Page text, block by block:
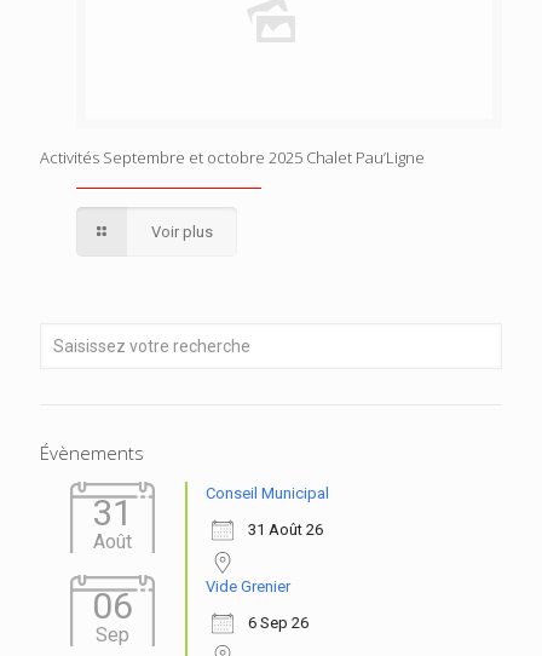
Activités Septembre et octobre 2025 Chalet Pau’Ligne
Voir plus
Évènements
31
Août
Conseil Municipal
31 Août 26
06
Sep
Vide Grenier
6 Sep 26